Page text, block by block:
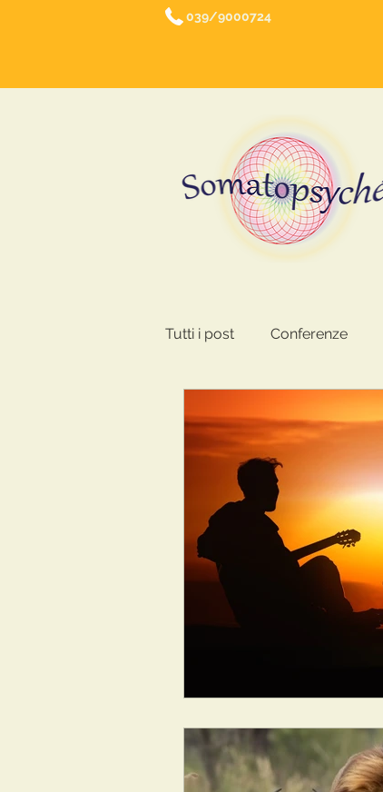
039/9000724
Tutti i post Conferenze